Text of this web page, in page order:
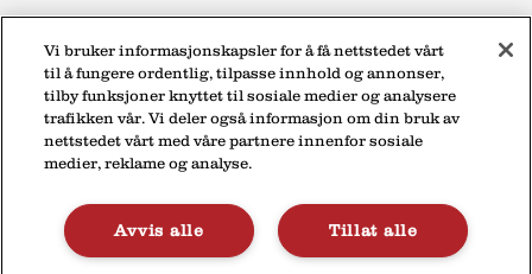
© 2026
Vi bruker informasjonskapsler for å få nettstedet vårt
til å fungere ordentlig, tilpasse innhold og annonser,
tilby funksjoner knyttet til sosiale medier og analysere
trafikken vår. Vi deler også informasjon om din bruk av
nettstedet vårt med våre partnere innenfor sosiale
medier, reklame og analyse.
Tillat alle
Avvis alle